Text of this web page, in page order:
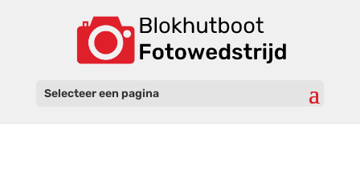
Selecteer een pagina